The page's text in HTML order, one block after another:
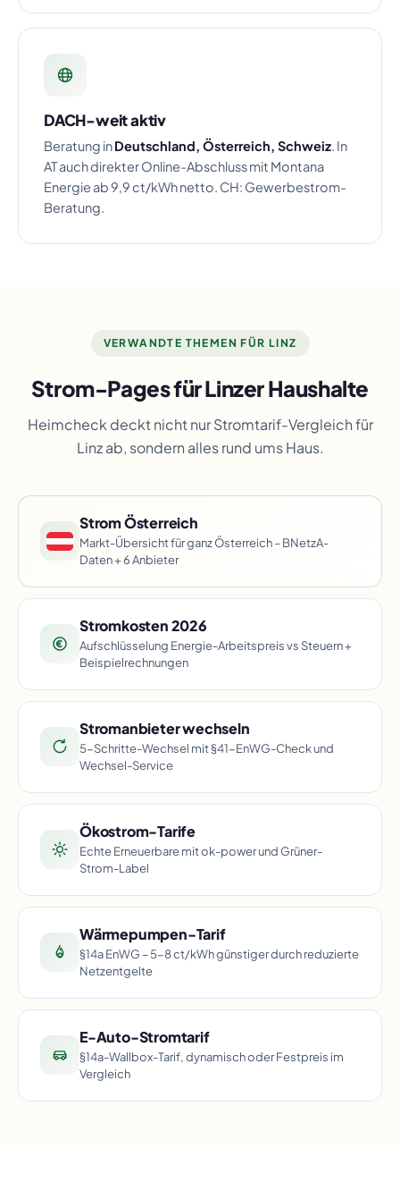
DACH-weit aktiv
Beratung inDeutschland, Österreich, Schweiz . In
AT auch direkter Online-Abschluss mit Montana
Energie ab 9,9 ct/kWh netto. CH: Gewerbestrom-
Beratung.
VERWANDTE THEMEN FÜR LINZ
Strom-Pages für Linzer Haushalte
Heimcheck deckt nicht nur Stromtarif-Vergleich für
Linz ab, sondern alles rund ums Haus.
Strom Österreich
Markt-Übersicht für ganz Österreich – BNetzA-
Daten + 6 Anbieter
Stromkosten 2026
Aufschlüsselung Energie-Arbeitspreis vs Steuern +
Beispielrechnungen
Stromanbieter wechseln
5-Schritte-Wechsel mit §41-EnWG-Check und
Wechsel-Service
Ökostrom-Tarife
Echte Erneuerbare mit ok-power und Grüner-
Strom-Label
Wärmepumpen-Tarif
§14a EnWG – 5-8 ct/kWh günstiger durch reduzierte
Netzentgelte
E-Auto-Stromtarif
§14a-Wallbox-Tarif, dynamisch oder Festpreis im
Vergleich